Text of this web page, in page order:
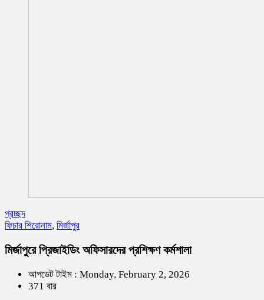
প্রচ্ছদ
ফিচার শিরোনাম, মির্জাপুর
মির্জাপুরে প্রিজাইডিং অফিসারদের প্রশিক্ষণ কর্মশালা
আপডেট টাইম : Monday, February 2, 2026
371 বার